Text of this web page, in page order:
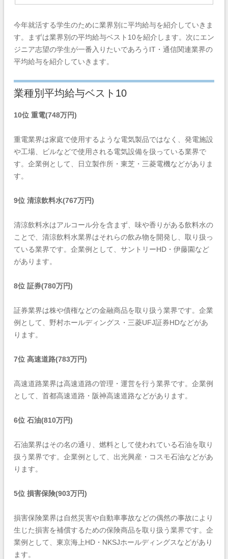
今年就活する学生のために業界別に平均給与を紹介していきま
す。まずは業界別の平均給与ベスト10を紹介します。次にエン
ジニア志望の学生が一番入りたいであろう IT・通信関連業界の
平均給与を紹介していきます。
業種別平均給与ベスト10
10位 重電(748万円)
重電業界は家庭で使用するような電気製品ではなく、発電施設
や工場、ビルなどで使用される電気設備を扱っている業界で
す。企業例として、日立製作所・東芝・三菱電機などがありま
す。
9位 清涼飲料水(767万円)
清涼飲料水はアルコール分を含まず、味や香りがある飲料水の
ことで、清涼飲料水業界はそれらの飲み物を開発し、取り扱っ
ている業界です。企業例として、サントリーHD・伊藤園など
があります。
8位 証券(780万円)
証券業界は株や債権などの金融商品を取り扱う業界です。企業
例として、野村ホールディングス・三菱UFJ証券HDなどがあ
ります。
7位 高速道路(783万円)
高速道路業界は高速道路の管理・運営を行う業界です。企業例
として、首都高速道路・阪神高速道路などがあります。
6位 石油(810万円)
石油業界はその名の通り、燃料として使われている石油を取り
扱う業界です。企業例として、出光興産・コスモ石油などがあ
ります。
5位 損害保険(903万円)
損害保険業界は自然災害や自動車事故などの偶然の事故により
生じた損害を補償するための保険商品を取り扱う業界です。企
業例として、東京海上HD・NKSJホールディングスなどがあり
ます。